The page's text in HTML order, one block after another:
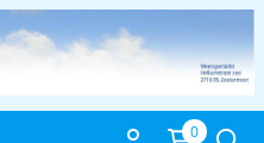
wählen oder alle
0